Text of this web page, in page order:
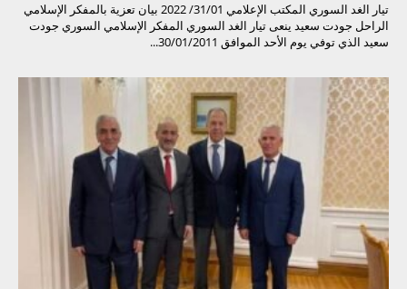
تيار الغد السوري المكتب الإعلامي 31/01/ 2022 بيان تعزية بالمفكر الإسلامي
الراحل جودت سعيد ينعى تيار الغد السوري المفكر الإسلامي السوري جودت
سعيد الذي توفي يوم الأحد الموافق 30/01/2011...